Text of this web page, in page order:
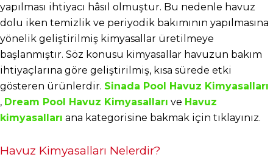
yapılması ihtiyacı hâsıl olmuştur. Bu nedenle havuz
dolu iken temizlik ve periyodik bakımının yapılmasına
yönelik geliştirilmiş kimyasallar üretilmeye
başlanmıştır. Söz konusu kimyasallar havuzun bakım
ihtiyaçlarına göre geliştirilmiş, kısa sürede etki
gösteren ürünlerdir. Sinada Pool Havuz Kimyasalları
, Dream Pool Havuz Kimyasalları ve Havuz
kimyasalları ana kategorisine bakmak için tıklayınız.
Havuz Kimyasalları Nelerdir?